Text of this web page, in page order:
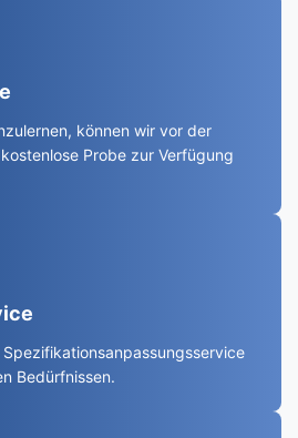
können wir vor der
Probe zur Verfügung
Bedürfnissen.